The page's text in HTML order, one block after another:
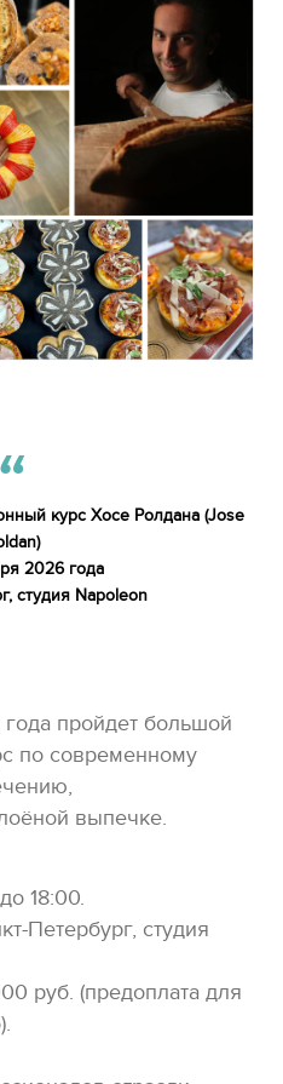
курс Хосе Ролдана (Jose
2026 года
студия Napoleon
пройдет большой
по современному
выпечке.
18:00.
Петербург, студия
руб. (предоплата для